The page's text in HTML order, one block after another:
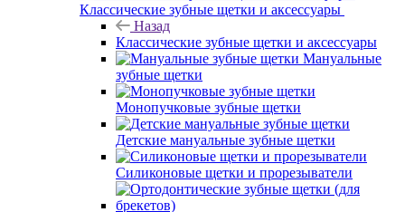
Классические зубные щетки и аксессуары
Назад
Классические зубные щетки и аксессуары
Мануальные
зубные щетки
Монопучковые зубные щетки
Детские мануальные зубные щетки
Силиконовые щетки и прорезыватели